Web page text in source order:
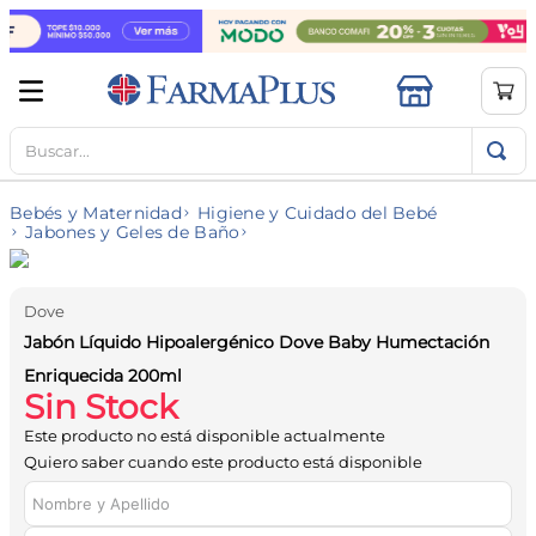
Buscar...
Bebés y Maternidad
Higiene y Cuidado del Bebé
Jabones y Geles de Baño
Dove
Jabón Líquido Hipoalergénico Dove Baby Humectación
Enriquecida 200ml
Sin Stock
Este producto no está disponible actualmente
Quiero saber cuando este producto está disponible
TÉRMINOS MÁS BUSCADOS
1.
mela b3
2.
cerave limpieza
3
4.
loreal
5.
shampoo
6.
proteina
7.
ibuprofeno
8.
vitamina c
9 .
contorno ojos